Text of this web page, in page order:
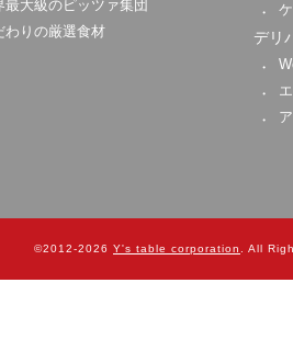
最大級のピッツァ集団
わりの厳選食材
デリ
Y's table corporation . All